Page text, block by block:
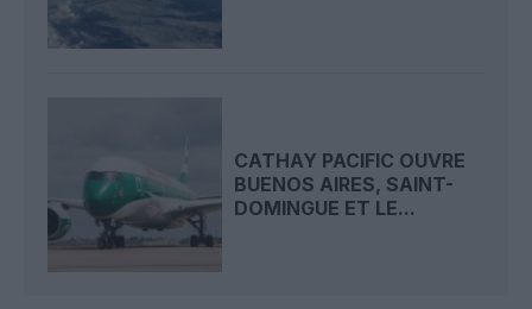
CATHAY PACIFIC OUVRE
BUENOS AIRES, SAINT-
DOMINGUE ET LE...